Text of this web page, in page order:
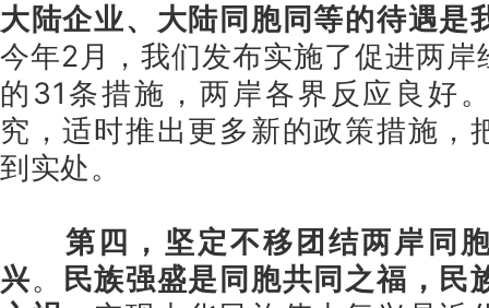
大陆企业、大陆同胞同等的待遇是
今年2月，我们发布实施了促进两岸
的31条措施，两岸各界反应良好
究，适时推出更多新的政策措施，
到实处。
第四，坚定不移团结两岸同
兴。
民族强盛是同胞共同之福，民